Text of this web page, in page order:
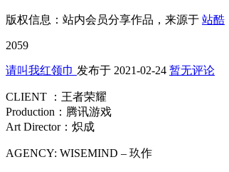
版权信息： 站内会员分享作品，来源于 站酷
2059
请叫我红领巾 发布于 2021-02-24 暂无评论
CLIENT ：王者荣耀
Production：腾讯游戏
Art Director：炽成
AGENCY: WISEMIND – 玖作